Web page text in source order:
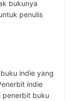
bukunya
penulis
indie yang
indie
penerbit buku